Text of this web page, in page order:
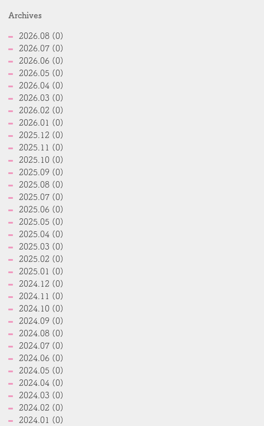
Archives
2026.08 (0)
2026.07 (0)
2026.06 (0)
2026.05 (0)
2026.04 (0)
2026.03 (0)
2026.02 (0)
2026.01 (0)
2025.12 (0)
2025.11 (0)
2025.10 (0)
2025.09 (0)
2025.08 (0)
2025.07 (0)
2025.06 (0)
2025.05 (0)
2025.04 (0)
2025.03 (0)
2025.02 (0)
2025.01 (0)
2024.12 (0)
2024.11 (0)
2024.10 (0)
2024.09 (0)
2024.08 (0)
2024.07 (0)
2024.06 (0)
2024.05 (0)
2024.04 (0)
2024.03 (0)
2024.02 (0)
2024.01 (0)